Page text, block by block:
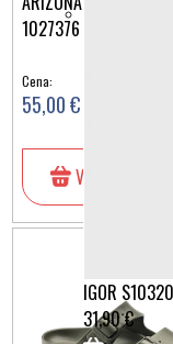
IGOR
31,90 €
1027376
Cena:
55,00 €
V košarico